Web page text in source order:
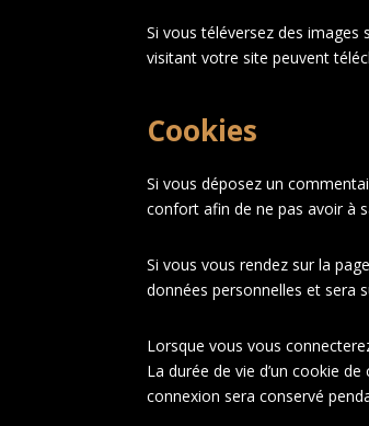
Si vous téléversez des images
visitant votre site peuvent
Cookies
Si vous déposez un
confort afin de ne pas avoir à
Si vous vous rendez sur la
données personnelles et sera
Lorsque vous vous
La durée de vie d’un cookie
connexion sera conservé